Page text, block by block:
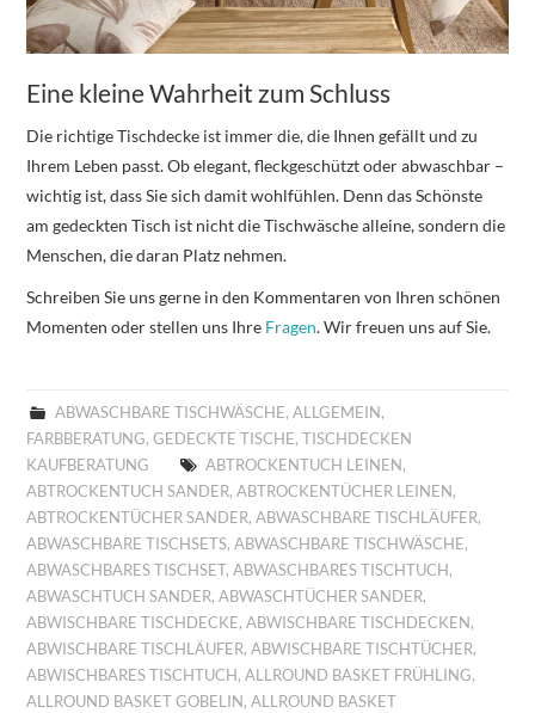
Eine kleine Wahrheit zum Schluss
Die richtige Tischdecke ist immer die, die Ihnen gefällt und zu
Ihrem Leben passt. Ob elegant, fleckgeschützt oder abwaschbar –
wichtig ist, dass Sie sich damit wohlfühlen. Denn das Schönste
am gedeckten Tisch ist nicht die Tischwäsche alleine, sondern die
Menschen, die daran Platz nehmen.
Schreiben Sie uns gerne in den Kommentaren von Ihren schönen
Momenten oder stellen uns Ihre Fragen. Wir freuen uns auf Sie.
ABWASCHBARE TISCHWÄSCHE, ALLGEMEIN,
FARBBERATUNG,GEDECKTE TISCHE,TISCHDECKEN
KAUFBERATUNG
ABTROCKENTUCH LEINEN,
ABTROCKENTUCH SANDER,ABTROCKENTÜCHER LEINEN,
ABTROCKENTÜCHER SANDER,ABWASCHBARE TISCHLÄUFER,
ABWASCHBARE TISCHSETS,ABWASCHBARE TISCHWÄSCHE,
ABWASCHBARES TISCHSET,ABWASCHBARES TISCHTUCH,
ABWASCHTUCH SANDER,ABWASCHTÜCHER SANDER,
ABWISCHBARE TISCHDECKE,ABWISCHBARE TISCHDECKEN,
ABWISCHBARE TISCHLÄUFER,ABWISCHBARE TISCHTÜCHER,
ABWISCHBARES TISCHTUCH,ALLROUND BASKET FRÜHLING,
ALLROUND BASKET GOBELIN,ALLROUND BASKET